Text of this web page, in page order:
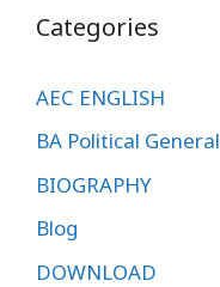
Categories
AEC ENGLISH
BA Political General
BIOGRAPHY
Blog
DOWNLOAD